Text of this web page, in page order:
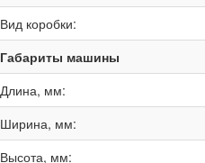
Вид коробки:
Габариты машины
Длина, мм:
Ширина, мм:
Высота, мм: